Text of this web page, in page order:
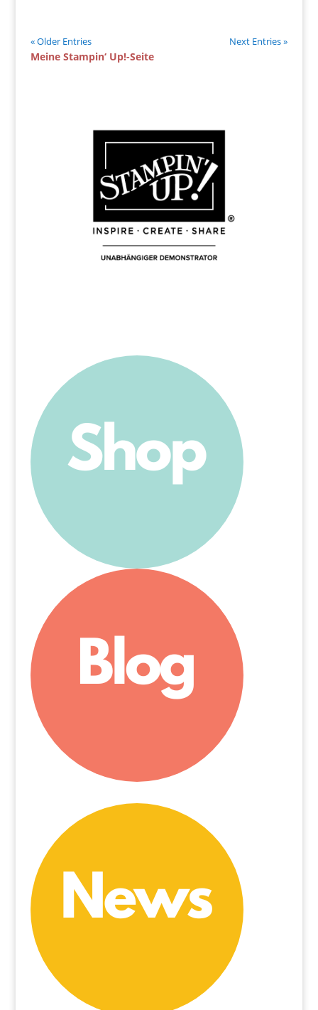
« Older Entries Next Entries »
Meine Stampin‘ Up!-Seite